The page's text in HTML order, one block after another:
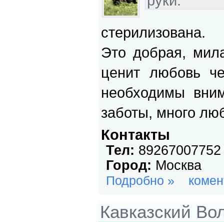
стерилизована.
Это добрая,
ценит любовь
необходимы
заботы, много
Контакты
Тел: 89267007752
Город: Москва
Подробно »
Кавказский